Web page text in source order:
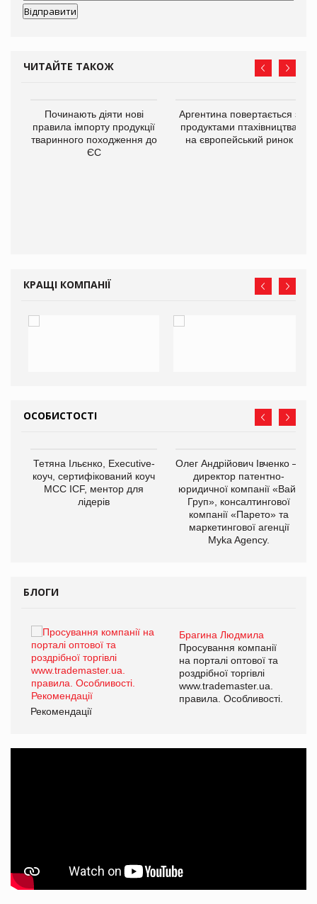
ЧИТАЙТЕ ТАКОЖ
Починають діяти нові
правила імпорту продукції
тваринного походження до
ЄС
Аргентина повертається з
продуктами птахівництва
на європейський ринок
КРАЩІ КОМПАНІЇ
ОСОБИСТОСТІ
Тетяна Ільєнко, Executive-
коуч, сертифікований коуч
МСС ICF, ментор для
лідерів
Олег Андрійович Івченко —
директор патентно-
юридичної компанії «Вайз
Груп», консалтингової
компанії «Парето» та
маркетингової агенції
Myka Agency.
БЛОГИ
Брагина Людмила
Просування компанії
на порталі оптової та
роздрібної торгівлі
www.trademaster.ua.
правила. Особливості.
Рекомендації